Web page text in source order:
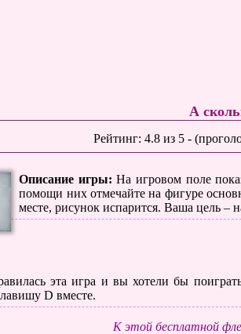
А
Рейтинг:4.8 из 5 -
Описание игры: На игровом поле
помощи них отмечайте на фигуре
месте, рисунок испарится. Ваша цель –
эта игра и вы хотели бы
D вместе.
К этой бесплатной